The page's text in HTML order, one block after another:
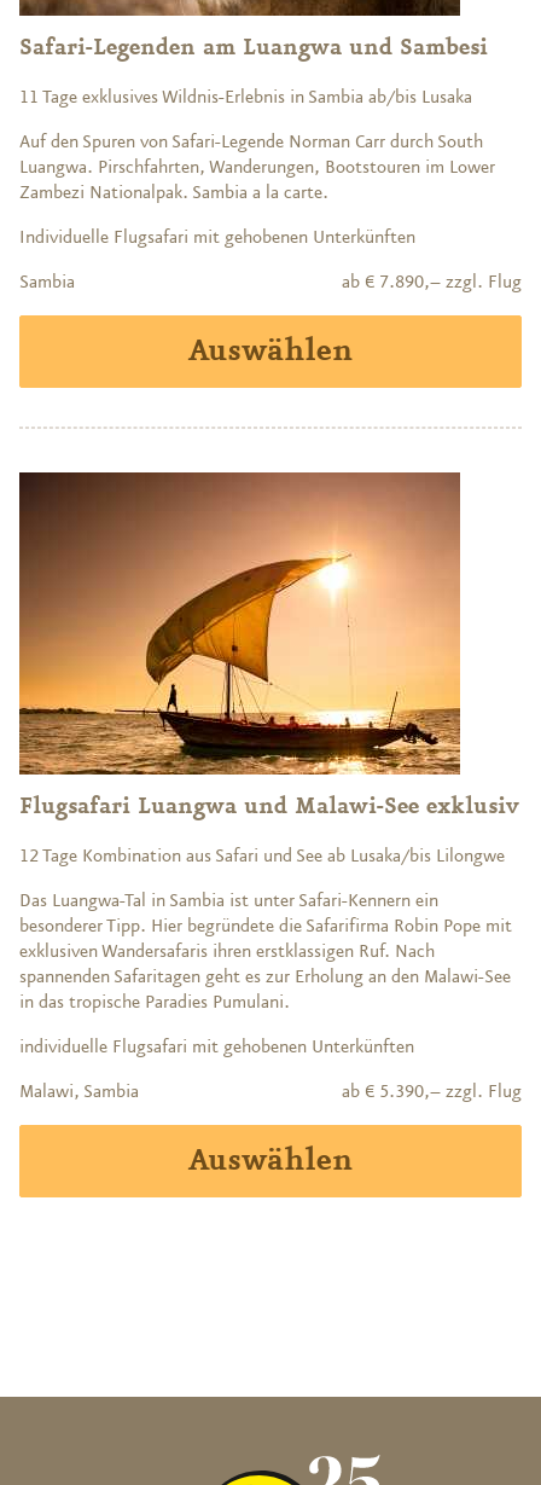
Safari-Legenden am Luangwa und Sambesi
11 Tage exklusives Wildnis-Erlebnis in Sambia ab/bis Lusaka
Auf den Spuren von Safari-Legende Norman Carr durch South
Luangwa. Pirschfahrten, Wanderungen, Bootstouren im Lower
Zambezi Nationalpak. Sambia a la carte.
Individuelle Flugsafari mit gehobenen Unterkünften
Sambia ab € 7.890,– zzgl. Flug
Auswählen
Flugsafari Luangwa und Malawi-See exklusiv
12 Tage Kombination aus Safari und See ab Lusaka/bis Lilongwe
Das Luangwa-Tal in Sambia ist unter Safari-Kennern ein
besonderer Tipp. Hier begründete die Safarifirma Robin Pope mit
exklusiven Wandersafaris ihren erstklassigen Ruf. Nach
spannenden Safaritagen geht es zur Erholung an den Malawi-See
in das tropische Paradies Pumulani.
individuelle Flugsafari mit gehobenen Unterkünften
Malawi, Sambia ab € 5.390,– zzgl. Flug
Auswählen